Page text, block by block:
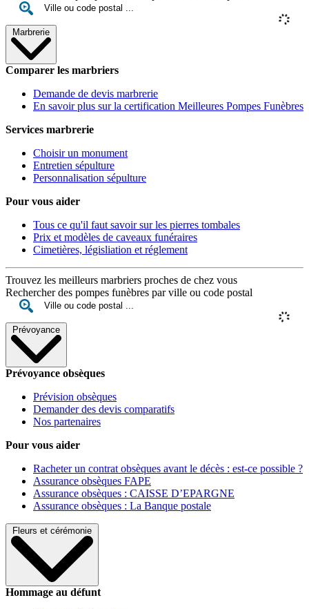
Marbrerie
Comparer les marbriers
Demande de devis marbrerie
En savoir plus sur la certification Meilleures Pompes Funèbres
Services marbrerie
Choisir un monument
Entretien sépulture
Personnalisation sépulture
Pour vous aider
Tous ce qu'il faut savoir sur les pierres tombales
Prix et modèles de caveaux funéraires
Cimetières, législiation et réglement
Trouvez les meilleurs marbriers proches de chez vous
Rechercher des pompes funèbres par ville ou code postal
Prévoyance
Prévoyance obsèques
Prévision obsèques
Demander des devis comparatifs
Nos partenaires
Pour vous aider
Racheter un contrat obsèques avant le décès : est-ce possible ?
Assurance obsèques FAPE
Assurance obsèques : CAISSE D’EPARGNE
Assurance obsèques : La Banque postale
Fleurs et cérémonie
Hommage au défunt